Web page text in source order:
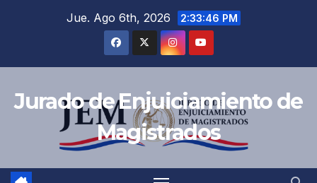
Jue. Ago 6th, 2026 2:33:47 PM
Jurado de Enjuiciamiento de
Magistrados